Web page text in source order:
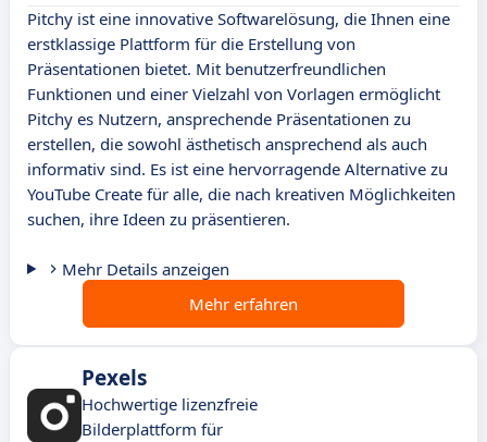
Pitchy ist eine innovative Softwarelösung, die Ihnen eine
erstklassige Plattform für die Erstellung von
Präsentationen bietet. Mit benutzerfreundlichen
Funktionen und einer Vielzahl von Vorlagen ermöglicht
Pitchy es Nutzern, ansprechende Präsentationen zu
erstellen, die sowohl ästhetisch ansprechend als auch
informativ sind. Es ist eine hervorragende Alternative zu
YouTube Create für alle, die nach kreativen Möglichkeiten
suchen, ihre Ideen zu präsentieren.
Mehr Details anzeigen
Mehr erfahren
Pexels
Hochwertige lizenzfreie
Bilderplattform für